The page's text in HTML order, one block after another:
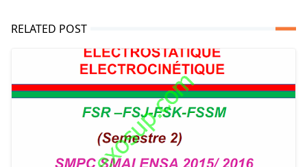
RELATED POST